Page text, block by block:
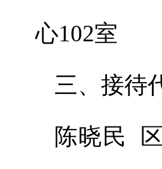
心102室
三、 接待
陈晓民